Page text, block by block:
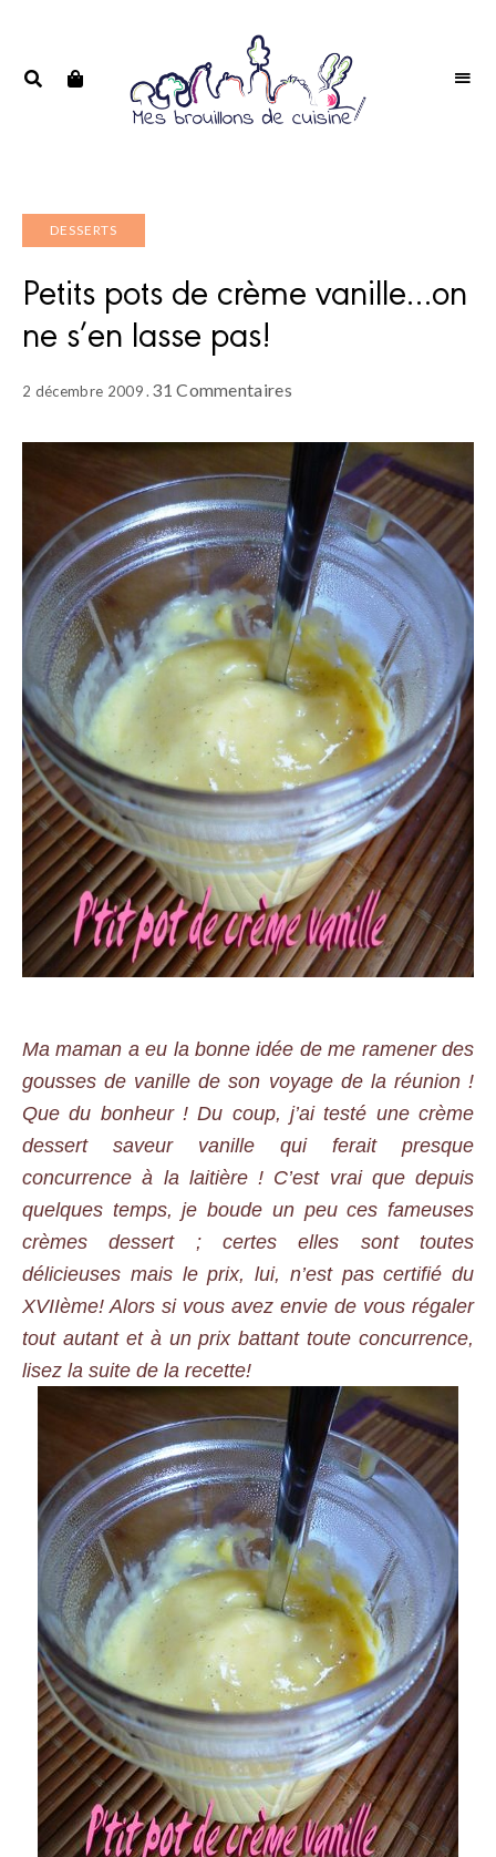
DESSERTS
Petits pots de crème vanille…on
ne s’en lasse pas!
2 décembre 2009 31 Commentaires
Ma maman a eu la bonne idée de me ramener des
gousses de vanille de son voyage de la réunion !
Que du bonheur ! Du coup, j’ai testé une crème
dessert saveur vanille qui ferait presque
concurrence à la laitière ! C’est vrai que depuis
quelques temps, je boude un peu ces fameuses
crèmes dessert ; certes elles sont toutes
délicieuses mais le prix, lui, n’est pas certifié du
XVIIème! Alors si vous avez envie de vous régaler
tout autant et à un prix battant toute concurrence,
lisez la suite de la recette!